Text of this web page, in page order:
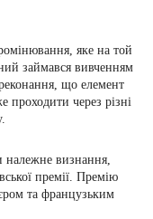
яке на той
займався вивченням
що елемент
проходити через різні
належне визнання,
премії. Премію
та французьким